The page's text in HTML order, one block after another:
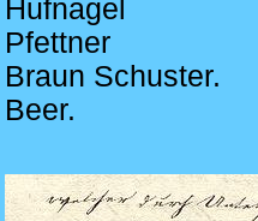
Hufnagel
Pfettner
Braun Schuster.
Beer.